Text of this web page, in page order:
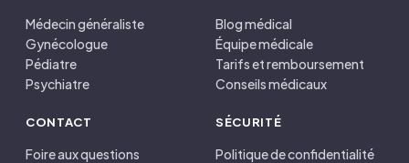
Médecin généraliste
Gynécologue
Pédiatre
Psychiatre
Blog médical
Équipe médicale
Tarifs et remboursement
Conseils médicaux
CONTACT
Foire aux questions
SÉCURITÉ
Politique de confidentialité